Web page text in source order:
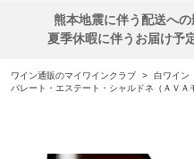
熊本地震に伴う配送へ
夏季休暇に伴うお届け予
ワイン通販のマイワインクラブ > 白ワイン
パレート・エステート・シャルドネ（ＡＶＡ